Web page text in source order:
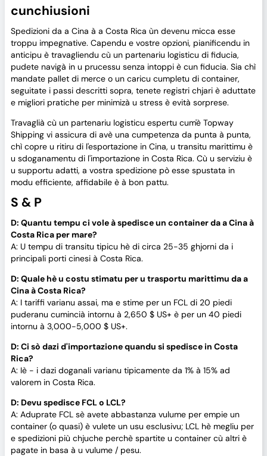
cunchiusioni
Spedizioni da a Cina à a Costa Rica ùn devenu micca esse
troppu impegnative. Capendu e vostre opzioni, pianificendu in
anticipu è travagliendu cù un partenariu logisticu di fiducia,
pudete navigà in u prucessu senza intoppi è cun fiducia. Sia chì
mandate pallet di merce o un caricu cumpletu di container,
seguitate i passi descritti sopra, tenete registri chjari è aduttate
e migliori pratiche per minimizà u stress è evità sorprese.
Travaglià cù un partenariu logisticu espertu cum'è Topway
Shipping vi assicura di avè una cumpetenza da punta à punta,
chì copre u ritiru di l'esportazione in Cina, u transitu marittimu è
u sdoganamentu di l'importazione in Costa Rica. Cù u serviziu è
u supportu adatti, a vostra spedizione pò esse spustata in
modu efficiente, affidabile è à bon pattu.
S & P
D: Quantu tempu ci vole à spedisce un container da a Cina à
Costa Rica per mare?
A: U tempu di transitu tipicu hè di circa 25-35 ghjorni da i
principali porti cinesi à Costa Rica.
D: Quale hè u costu stimatu per u trasportu marittimu da a
Cina à Costa Rica?
A: I tariffi varianu assai, ma e stime per un FCL di 20 piedi
puderanu cumincià intornu à 2,650 $ US+ è per un 40 piedi
intornu à 3,000-5,000 $ US+.
D: Ci sò dazi d'importazione quandu si spedisce in Costa
Rica?
A: Iè - i dazi doganali varianu tipicamente da 1% à 15% ad
valorem in Costa Rica.
D: Devu spedisce FCL o LCL?
A: Aduprate FCL sè avete abbastanza vulume per empie un
container (o quasi) è vulete un usu esclusivu; LCL hè megliu per
e spedizioni più chjuche perchè spartite u container cù altri è
pagate in basa à u vulume / pesu.